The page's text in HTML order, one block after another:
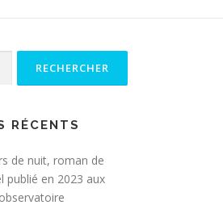
RÉCENTS
de nuit, roman de
publié en 2023 aux